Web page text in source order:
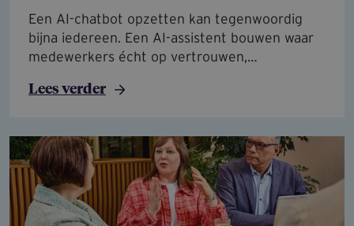
Een AI-chatbot opzetten kan tegenwoordig
bijna iedereen. Een AI-assistent bouwen waar
medewerkers écht op vertrouwen,…
Lees verder